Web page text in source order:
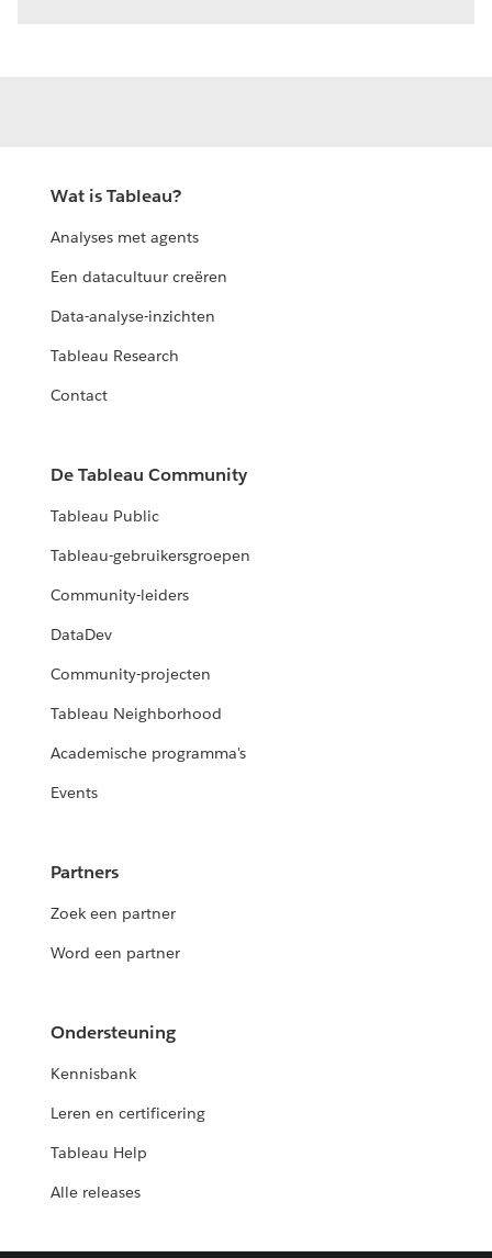
Wat is Tableau?
Analyses met agents
Een datacultuur creëren
Data-analyse-inzichten
Tableau Research
Contact
De Tableau Community
Tableau Public
Tableau-gebruikersgroepen
Community-leiders
DataDev
Community-projecten
Tableau Neighborhood
Academische programma's
Events
Partners
Zoek een partner
Word een partner
Ondersteuning
Kennisbank
Leren en certificering
Tableau Help
Alle releases